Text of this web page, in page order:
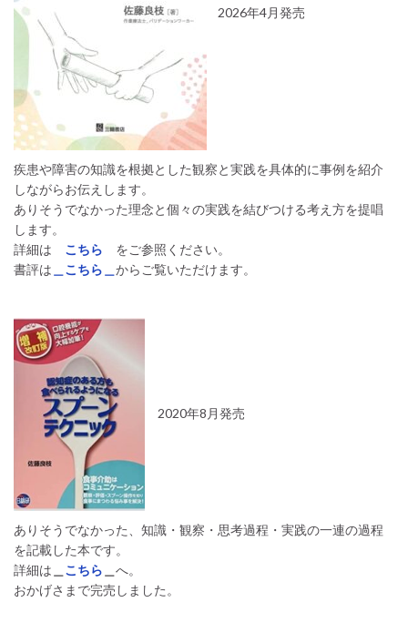
2026年4月発売
疾患や障害の知識を根拠とした観察と実践を具体的に事例を紹介
しながらお伝えします。
ありそうでなかった理念と個々の実践を結びつける考え方を提唱
します。
詳細は
こちら
をご参照ください。
書評は ＿こちら＿ からご覧いただけます。
2020年8月発売
ありそうでなかった、知識・観察・思考過程・実践の一連の過程
を記載した本です。
詳細は
こちら
へ。
おかげさまで完売しました。